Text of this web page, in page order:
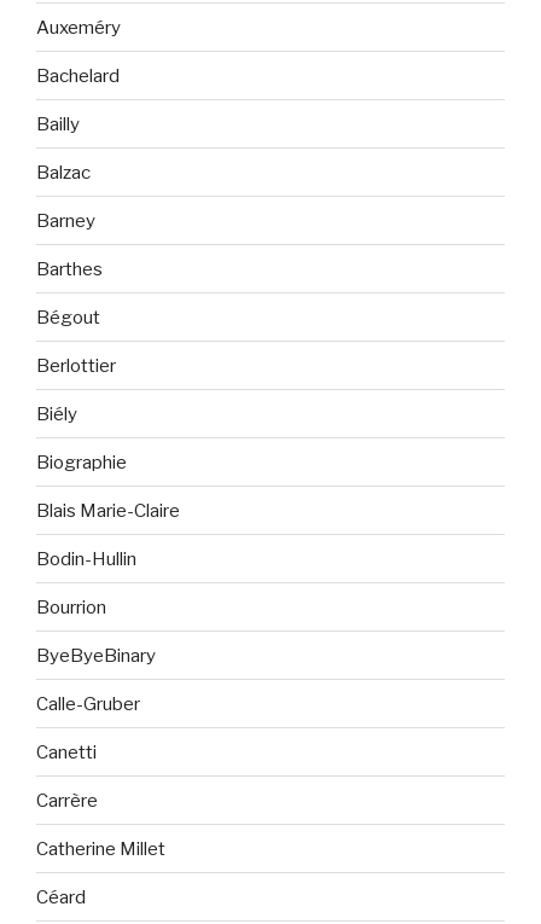
Auxeméry
Bachelard
Bailly
Balzac
Barney
Barthes
Bégout
Berlottier
Biély
Biographie
Blais Marie-Claire
Bodin-Hullin
Bourrion
ByeByeBinary
Calle-Gruber
Canetti
Carrère
Catherine Millet
Céard